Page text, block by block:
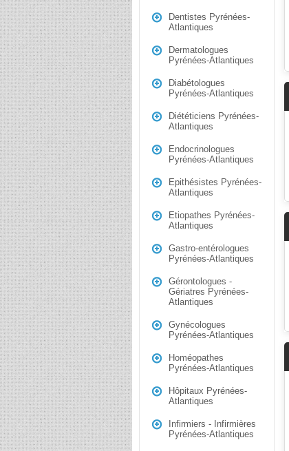
Dentistes Pyrénées-
Atlantiques
Dermatologues
Pyrénées-Atlantiques
Diabétologues
Pyrénées-Atlantiques
Diététiciens Pyrénées-
Atlantiques
Endocrinologues
Pyrénées-Atlantiques
Epithésistes Pyrénées-
Atlantiques
Etiopathes Pyrénées-
Atlantiques
Gastro-entérologues
Pyrénées-Atlantiques
Gérontologues -
Gériatres Pyrénées-
Atlantiques
Gynécologues
Pyrénées-Atlantiques
Homéopathes
Pyrénées-Atlantiques
Hôpitaux Pyrénées-
Atlantiques
Infirmiers - Infirmières
Pyrénées-Atlantiques